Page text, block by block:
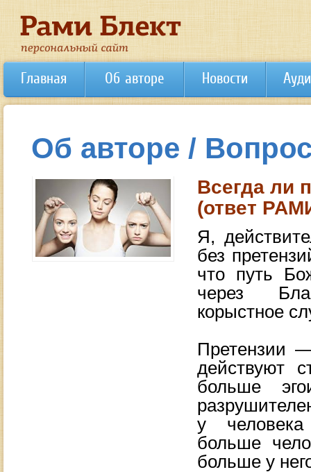
Главная Об авторе Новости
Об авторе /
Всегда ли
(ответ
Я,
без
что путь
через
корыстное
Претензии
действуют
больше
у
больше
больше у